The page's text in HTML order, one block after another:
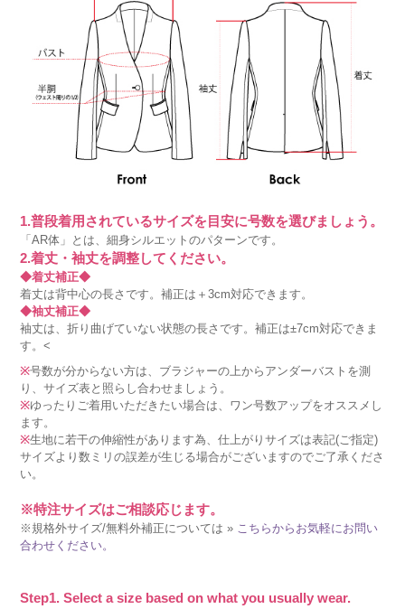
1.普段着用されているサイズを目安に号数を選びましょう。
「AR体」とは、細身シルエットのパターンです。
2.着丈・袖丈を調整してください。
◆着丈補正◆
着丈は背中心の長さです。補正は＋3cm対応できます。
◆袖丈補正◆
袖丈は、折り曲げていない状態の長さです。補正は±7cm対応できま
す。<
※号数が分からない方は、ブラジャーの上からアンダーバストを測
り、サイズ表と照らし合わせましょう。
※ゆったりご着用いただきたい場合は、ワン号数アップをオススメし
ます。
※生地に若干の伸縮性があります為、仕上がりサイズは表記(ご指定)
サイズより数ミリの誤差が生じる場合がございますのでご了承くださ
い。
※特注サイズはご相談応じます。
※規格外サイズ/無料外補正については » こちらからお気軽にお問い
合わせください。
Step1. Select a size based on what you usually wear.